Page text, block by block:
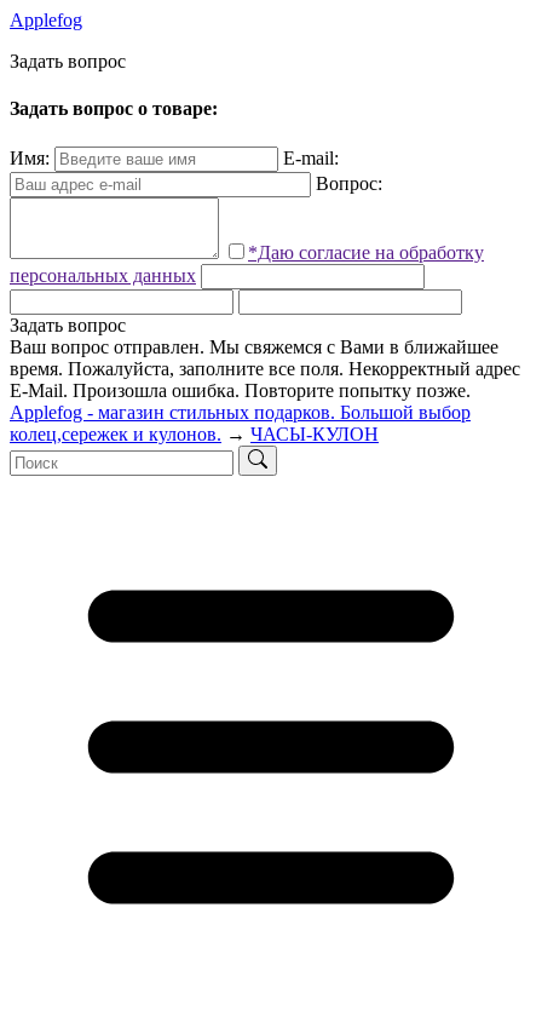
Applefog
Задать вопрос
Задать вопрос о товаре:
Имя:
E-mail:
Вопрос:
*Даю согласие на обработку
персональных данных
Задать вопрос
Ваш вопрос отправлен. Мы свяжемся с Вами в ближайшее
время. Пожалуйста, заполните все поля. Некорректный адрес
E-Mail. Произошла ошибка. Повторите попытку позже.
Applefog - магазин стильных подарков. Большой выбор
колец,сережек и кулонов. → ЧАСЫ-КУЛОН